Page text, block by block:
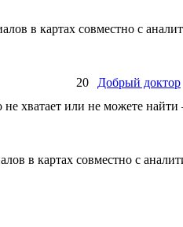
в картах совместно с
20 Добрый доктор
не хватает или не можете
в картах совместно с